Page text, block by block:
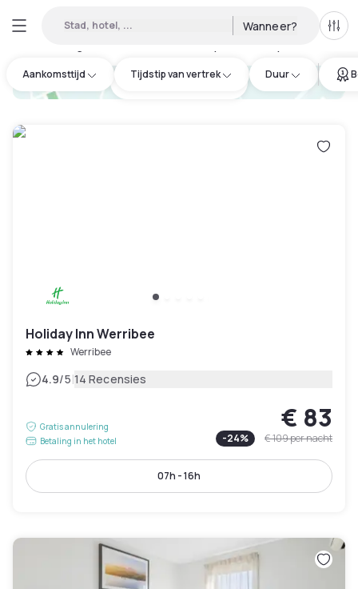
Stad, hotel, ... Wanneer?
Aankomsttijd Tijdstip van vertrek Duur
hotel.cta.view_map
Holiday Inn Werribee
Werribee
4.9/5|14 Recensies
Gratis annulering
Betaling in het hotel
€ 83
-24% € 109per nacht
07h - 16h